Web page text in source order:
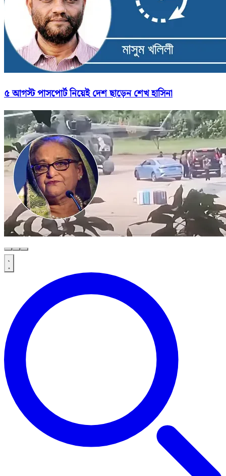
৫ আগস্ট পাসপোর্ট নিয়েই দেশ ছাড়েন শেখ হাসিনা